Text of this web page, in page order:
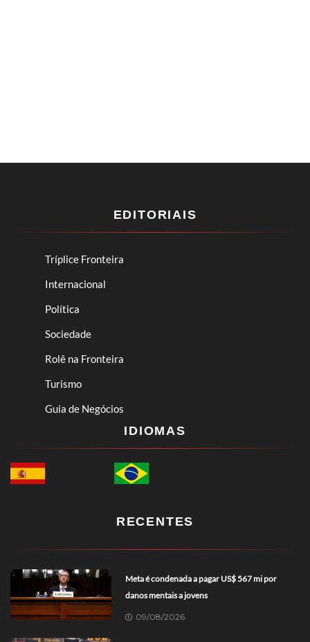
EDITORIAIS
Tríplice Fronteira
Internacional
Política
Sociedade
Rolê na Fronteira
Turismo
Guia de Negócios
IDIOMAS
RECENTES
Meta é condenada a pagar US$ 567 mi por
danos mentais a jovens
09/08/2026